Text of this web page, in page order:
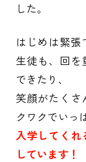
した。
はじめは緊
生徒も、回
できたり、
笑顔がたくさ
クワクでいっ
入学してくれ
しています！